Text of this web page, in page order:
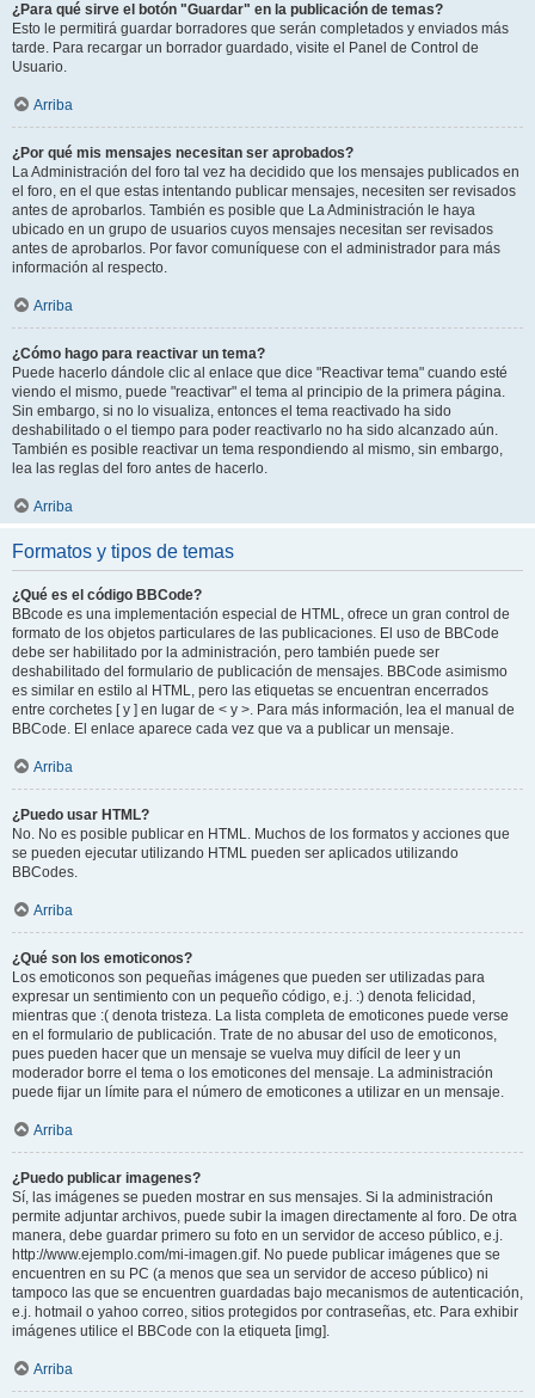
¿Para qué sirve el botón "Guardar" en la publicación de temas?
Esto le permitirá guardar borradores que serán completados y enviados más
tarde. Para recargar un borrador guardado, visite el Panel de Control de
Usuario.
Arriba
¿Por qué mis mensajes necesitan ser aprobados?
La Administración del foro tal vez ha decidido que los mensajes publicados en
el foro, en el que estas intentando publicar mensajes, necesiten ser revisados
antes de aprobarlos. También es posible que La Administración le haya
ubicado en un grupo de usuarios cuyos mensajes necesitan ser revisados
antes de aprobarlos. Por favor comuníquese con el administrador para más
información al respecto.
Arriba
¿Cómo hago para reactivar un tema?
Puede hacerlo dándole clic al enlace que dice "Reactivar tema" cuando esté
viendo el mismo, puede "reactivar" el tema al principio de la primera página.
Sin embargo, si no lo visualiza, entonces el tema reactivado ha sido
deshabilitado o el tiempo para poder reactivarlo no ha sido alcanzado aún.
También es posible reactivar un tema respondiendo al mismo, sin embargo,
lea las reglas del foro antes de hacerlo.
Arriba
Formatos y tipos de temas
¿Qué es el código BBCode?
BBcode es una implementación especial de HTML, ofrece un gran control de
formato de los objetos particulares de las publicaciones. El uso de BBCode
debe ser habilitado por la administración, pero también puede ser
deshabilitado del formulario de publicación de mensajes. BBCode asimismo
es similar en estilo al HTML, pero las etiquetas se encuentran encerrados
entre corchetes [ y ] en lugar de < y >. Para más información, lea el manual de
BBCode. El enlace aparece cada vez que va a publicar un mensaje.
Arriba
¿Puedo usar HTML?
No. No es posible publicar en HTML. Muchos de los formatos y acciones que
se pueden ejecutar utilizando HTML pueden ser aplicados utilizando
BBCodes.
Arriba
¿Qué son los emoticonos?
Los emoticonos son pequeñas imágenes que pueden ser utilizadas para
expresar un sentimiento con un pequeño código, e.j. :) denota felicidad,
mientras que :( denota tristeza. La lista completa de emoticones puede verse
en el formulario de publicación. Trate de no abusar del uso de emoticonos,
pues pueden hacer que un mensaje se vuelva muy difícil de leer y un
moderador borre el tema o los emoticones del mensaje. La administración
puede fijar un límite para el número de emoticones a utilizar en un mensaje.
Arriba
¿Puedo publicar imagenes?
Sí, las imágenes se pueden mostrar en sus mensajes. Si la administración
permite adjuntar archivos, puede subir la imagen directamente al foro. De otra
manera, debe guardar primero su foto en un servidor de acceso público, e.j.
http://www.ejemplo.com/mi-imagen.gif. No puede publicar imágenes que se
encuentren en su PC (a menos que sea un servidor de acceso público) ni
tampoco las que se encuentren guardadas bajo mecanismos de autenticación,
e.j. hotmail o yahoo correo, sitios protegidos por contraseñas, etc. Para exhibir
imágenes utilice el BBCode con la etiqueta [img].
Arriba